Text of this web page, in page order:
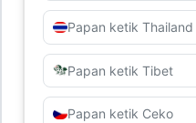
Papan ketik Thailand
Papan ketik Tibet
Papan ketik Ceko